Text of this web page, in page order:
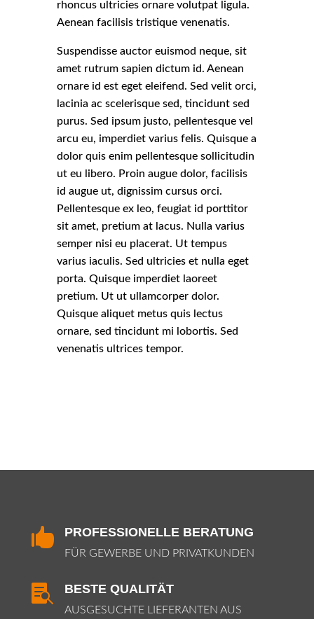
rhoncus ultricies ornare volutpat ligula.
Aenean facilisis tristique venenatis.
Suspendisse auctor euismod neque, sit
amet rutrum sapien dictum id. Aenean
ornare id est eget eleifend. Sed velit orci,
lacinia ac scelerisque sed, tincidunt sed
purus. Sed ipsum justo, pellentesque vel
arcu eu, imperdiet varius felis. Quisque a
dolor quis enim pellentesque sollicitudin
ut eu libero. Proin augue dolor, facilisis
id augue ut, dignissim cursus orci.
Pellentesque ex leo, feugiat id porttitor
sit amet, pretium at lacus. Nulla varius
semper nisi eu placerat. Ut tempus
varius iaculis. Sed ultricies et nulla eget
porta. Quisque imperdiet laoreet
pretium. Ut ut ullamcorper dolor.
Quisque aliquet metus quis lectus
ornare, sed tincidunt mi lobortis. Sed
venenatis ultrices tempor.
 PROFESSIONELLE BERATUNG
FÜR GEWERBE UND PRIVATKUNDEN
 BESTE QUALITÄT
AUSGESUCHTE LIEFERANTEN AUS